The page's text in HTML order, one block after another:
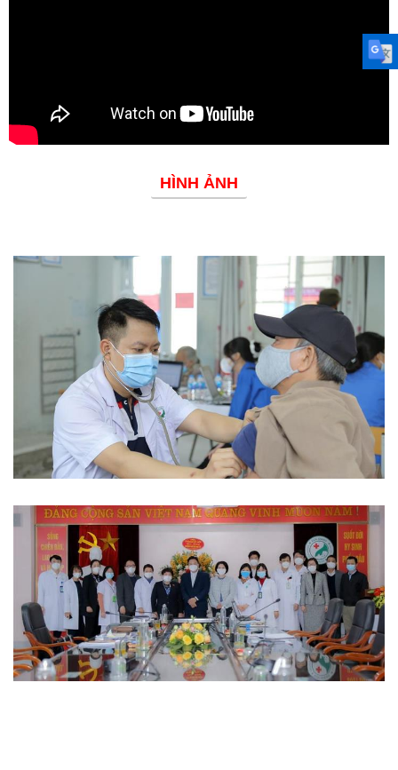
HÌNH ẢNH
Phòng chống dịch bệnh